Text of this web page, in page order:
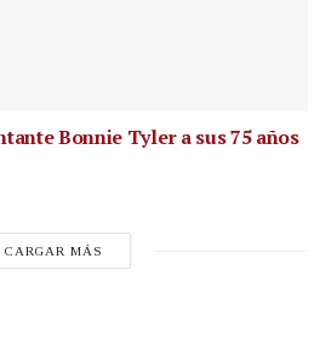
Bonnie Tyler a sus 75 años
CARGAR MÁS